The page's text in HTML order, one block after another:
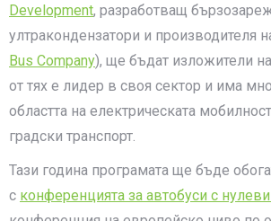
Development, разработващ
ултракондензатори и производителя
Bus Company), ще бъдат изложители
от тях е лидер в своя сектор и има
областта на електрическата
градски транспорт.
Тази година програмата ще бъде
с конференцията за автобуси с